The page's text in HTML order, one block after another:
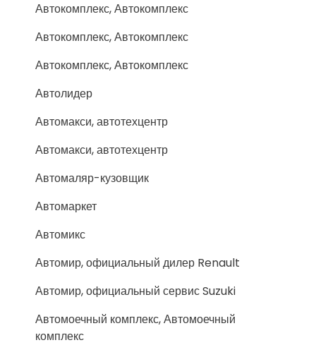
Автокомплекс, Автокомплекс
Автокомплекс, Автокомплекс
Автокомплекс, Автокомплекс
Автолидер
Автомакси, автотехцентр
Автомакси, автотехцентр
Автомаляр-кузовщик
Автомаркет
Автомикс
Автомир, официальный дилер Renault
Автомир, официальный сервис Suzuki
Автомоечный комплекс, Автомоечный
комплекс